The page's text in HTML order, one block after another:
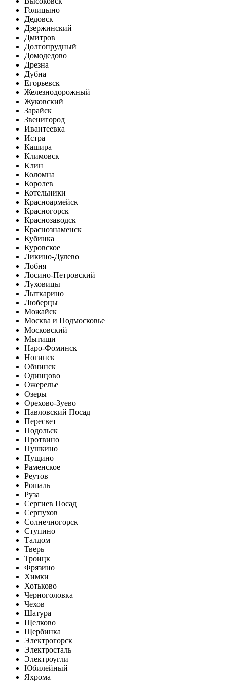
Голицыно
Дедовск
Дзержинский
Дмитров
Долгопрудный
Домодедово
Дрезна
Дубна
Егорьевск
Железнодорожный
Жуковский
Зарайск
Звенигород
Ивантеевка
Истра
Кашира
Климовск
Клин
Коломна
Королев
Котельники
Красноармейск
Красногорск
Краснозаводск
Краснознаменск
Кубинка
Куровское
Ликино-Дулево
Лобня
Лосино-Петровский
Луховицы
Лыткарино
Люберцы
Можайск
Москва и Подмосковье
Московский
Мытищи
Наро-Фоминск
Ногинск
Обнинск
Одинцово
Ожерелье
Озеры
Орехово-Зуево
Павловский Посад
Пересвет
Подольск
Протвино
Пушкино
Пущино
Раменское
Реутов
Рошаль
Руза
Сергиев Посад
Серпухов
Солнечногорск
Ступино
Талдом
Тверь
Троицк
Фрязино
Химки
Хотьково
Черноголовка
Чехов
Шатура
Щелково
Щербинка
Электрогорск
Электросталь
Электроугли
Юбилейный
Яхрома